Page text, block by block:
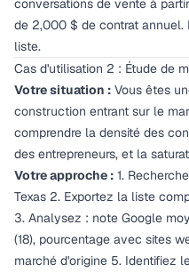
conversations de vente à
de 2,000 $ de contrat annuel.
liste.
Cas d'utilisation 2 : Étude de
Votre situation : Vous êtes
construction entrant sur le
comprendre la densité des
des entrepreneurs, et la
Votre approche : 1.
Texas 2. Exportez la liste
3. Analysez : note Google
(18), pourcentage avec sites
marché d'origine 5. Identifiez